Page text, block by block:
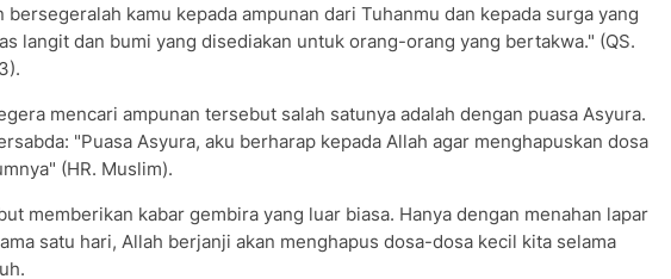
bersegeralah kamu kepada ampunan dari Tuhanmu dan kepada surga yang
langit dan bumi yang disediakan untuk orang-orang yang bertakwa." (QS.
mencari ampunan tersebut salah satunya adalah dengan puasa Asyura.
"Puasa Asyura, aku berharap kepada Allah agar menghapuskan dosa
(HR. Muslim).
memberikan kabar gembira yang luar biasa. Hanya dengan menahan lapar
satu hari, Allah berjanji akan menghapus dosa-dosa kecil kita selama